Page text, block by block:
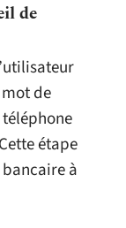
de
de
étape
à